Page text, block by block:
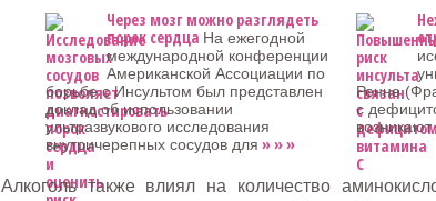
Через мозг можно разглядеть
порок сердца На ежегодной
международной конференции
Американской Ассоциации по
борьбе с Инсультом был представлен
доклад об использовании
ультразвукового исследования
внутричерепных сосудов для » » »
Ренне
с
Алкоголь также влиял на количество